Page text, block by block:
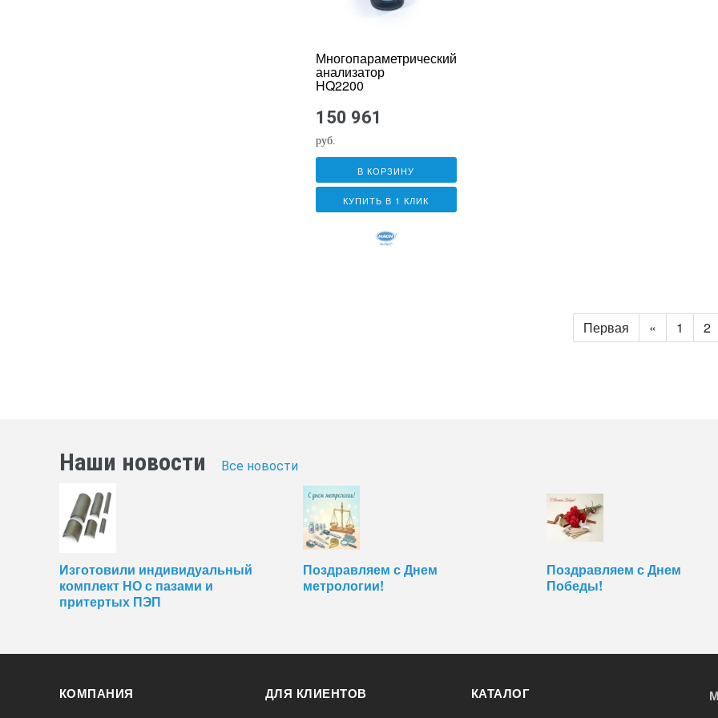
Многопараметрический
анализатор
HQ2200
150 961
руб.
В КОРЗИНУ
КУПИТЬ В 1 КЛИК
Первая « 1 2
Наши новости Все новости
Изготовили индивидуальный
комплект НО с пазами и
притертых ПЭП
Поздравляем с Днем
метрологии!
Поздравляем с Днем
Победы!
КОМПАНИЯ ДЛЯ КЛИЕНТОВ КАТАЛОГ